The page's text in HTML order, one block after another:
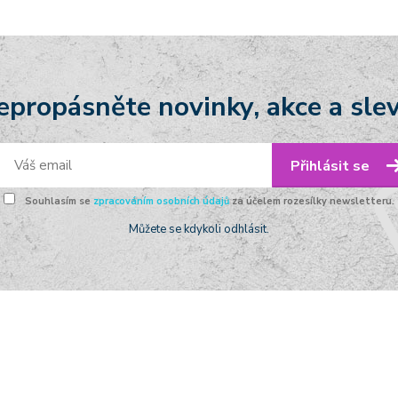
novinky, akce a
Přihlásit se
Souhlasím se zpracováním osobních údajůza účelem rozesílky newsletteru.
Můžete se kdykoli odhlásit.